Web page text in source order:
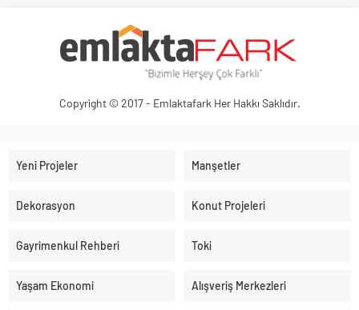
Copyright © 2017 - Emlaktafark Her Hakkı Saklıdır.
Yeni Projeler Manşetler
Dekorasyon Konut Projeleri
Gayrimenkul Rehberi Toki
Yaşam Ekonomi Alışveriş Merkezleri